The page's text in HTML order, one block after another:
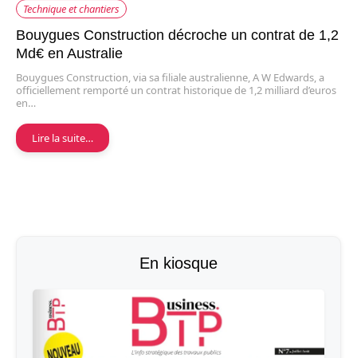
Technique et chantiers
Bouygues Construction décroche un contrat de 1,2
Md€ en Australie
Bouygues Construction, via sa filiale australienne, A W Edwards, a
officiellement remporté un contrat historique de 1,2 milliard d’euros
en…
Lire la suite…
En kiosque